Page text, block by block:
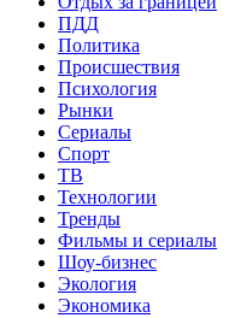
ПДД
Политика
Происшествия
Психология
Рынки
Сериалы
Спорт
ТВ
Технологии
Тренды
Фильмы и сериалы
Шоу-бизнес
Экология
Экономика